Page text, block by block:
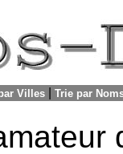
Villes |Trie par